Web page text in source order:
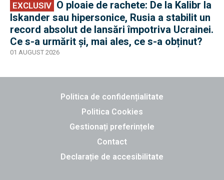
EXCLUSIV
Iskander sau hipersonice, Rusia a stabilit un
record absolut de lansări împotriva Ucrainei.
Ce s-a urmărit și, mai ales, ce s-a obținut?
01 AUGUST 2026
Politica de confidențialitate
Politica Cookies
Gestionați preferințele
Contact
Declarație de accesibilitate